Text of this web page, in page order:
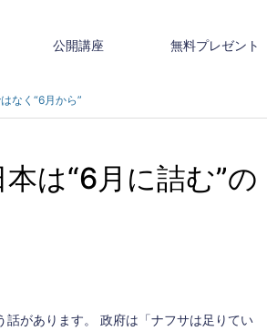
公開講座 無料プレゼント
なく“6月から”
は“6月に詰む”の
があります。 政府は「ナフサは足りてい